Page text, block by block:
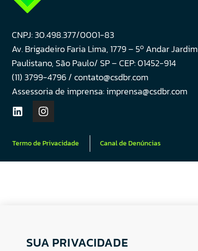
CNPJ: 30.498.377/0001-83
Av. Brigadeiro Faria Lima, 1779 – 5o Andar Jardim
Paulistano, São Paulo/ SP – CEP: 01452-914
(11) 3799-4796 / contato@csdbr.com
Assessoria de imprensa: imprensa@csdbr.com
Termo de Privacidade Canal de Denúncias
SUA PRIVACIDADE